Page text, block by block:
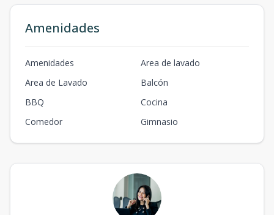
Amenidades
Amenidades
Area de lavado
Area de Lavado
Balcón
BBQ
Cocina
Comedor
Gimnasio